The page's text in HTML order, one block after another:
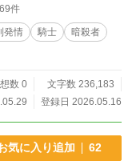
件
発情 騎士
暗殺者
数 0
文字数 236,183
登録日 2026.05.16
気に入り追加 62